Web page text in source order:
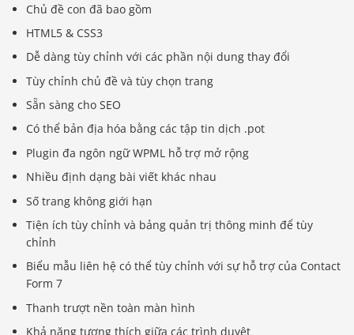
Chủ đề con đã bao gồm
HTML5 & CSS3
Dễ dàng tùy chỉnh với các phần nội dung thay đổi
Tùy chỉnh chủ đề và tùy chọn trang
Sẵn sàng cho SEO
Có thể bản địa hóa bằng các tập tin dịch .pot
Plugin đa ngôn ngữ WPML hỗ trợ mở rộng
Nhiều định dạng bài viết khác nhau
Số trang không giới hạn
Tiện ích tùy chỉnh và bảng quản trị thông minh để tùy
chỉnh
Biểu mẫu liên hệ có thể tùy chỉnh với sự hỗ trợ của Contact
Form 7
Thanh trượt nền toàn màn hình
Khả năng tương thích giữa các trình duyệt